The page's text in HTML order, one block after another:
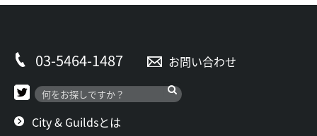
03-5464-1487 お問い合わせ
City & Guildsとは